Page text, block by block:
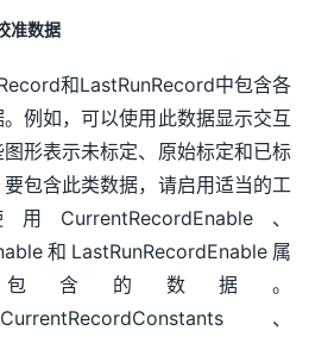
准数据
和LastRunRecord中包含各
例如，可以使用此数据显示交互
形表示未标定、原始标定和已标
包含此类数据，请启用适当的工
、
和LastRunRecordEnable属
含的数据。
、